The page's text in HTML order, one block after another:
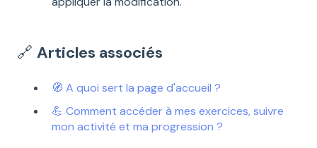
🔗 Articles associés
🧭 A quoi sert la page d'accueil ?
💪 Comment accéder à mes exercices, suivre
mon activité et ma progression ?